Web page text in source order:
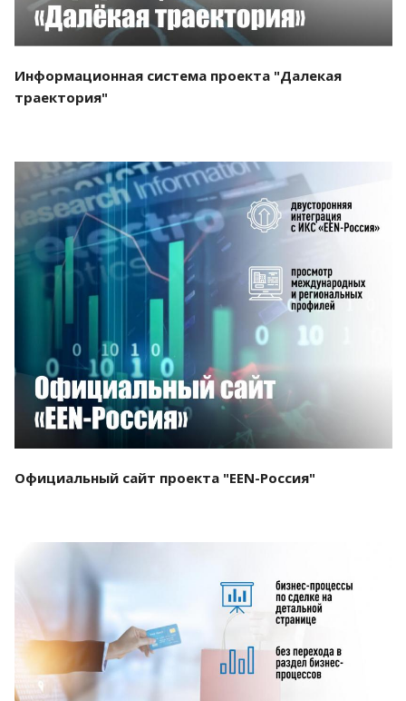
Информационная система проекта "Далекая
траектория"
Смотреть проект
Официальный сайт проекта "EEN-Россия"